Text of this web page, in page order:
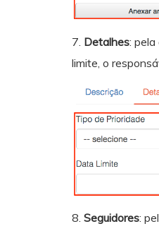
7. Detalhes:
limite, o
8. Seguidores: